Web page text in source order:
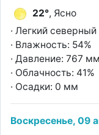
22°, Ясно
· Легкий
· Влажность: 54%
· Давление: 767
· Облачность: 41%
· Осадки: 0 мм
Воскресенье, 09